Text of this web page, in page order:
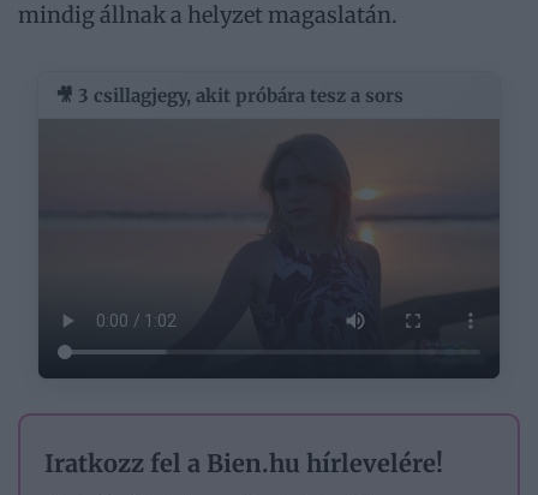
mindig állnak a helyzet magaslatán.
🎥 3 csillagjegy, akit próbára tesz a sors
Iratkozz fel a Bien.hu hírlevelére!